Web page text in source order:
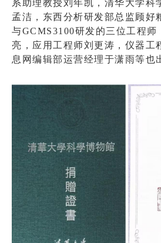
系助理教授刘年凯，清华大学科
孟洁，东西分析研发部总监顾好
与GCMS3100研发的三位工程师
亮，应用工程师刘更涛，仪器工
息网编辑部运营经理于潇雨等也